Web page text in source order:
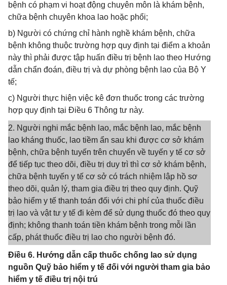
bệnh có phạm vi hoạt động chuyên môn là khám bệnh,
chữa bệnh chuyên khoa lao hoặc phổi;
b) Người có chứng chỉ hành nghề khám bệnh, chữa
bệnh không thuộc trường hợp quy định tại điểm a khoản
này thì phải được tập huấn điều trị bệnh lao theo Hướng
dẫn chẩn đoán, điều trị và dự phòng bệnh lao của Bộ Y
tế;
c) Người thực hiện việc kê đơn thuốc trong các trường
hợp quy định tại Điều 6 Thông tư này.
2. Người nghi mắc bệnh lao, mắc bệnh lao, mắc bệnh
lao kháng thuốc, lao tiềm ẩn sau khi được cơ sở khám
bệnh, chữa bệnh tuyến trên chuyển về tuyến y tế cơ sở
để tiếp tục theo dõi, điều trị duy trì thì cơ sở khám bệnh,
chữa bệnh tuyến y tế cơ sở có trách nhiệm lập hồ sơ
theo dõi, quản lý, tham gia điều trị theo quy định. Quỹ
bảo hiểm y tế thanh toán đối với chi phí của thuốc điều
trị lao và vật tư y tế đi kèm để sử dụng thuốc đó theo quy
định; không thanh toán tiền khám bệnh trong mỗi lần
cấp, phát thuốc điều trị lao cho người bệnh đó.
Điều 6. Hướng dẫn cấp thuốc chống lao sử dụng
nguồn Quỹ bảo hiểm y tế đối với người tham gia bảo
hiểm y tế điều trị nội trú